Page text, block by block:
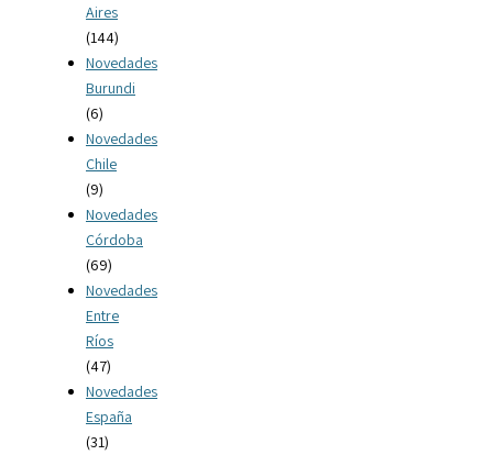
Aires
(144)
Novedades
Burundi
(6)
Novedades
Chile
(9)
Novedades
Córdoba
(69)
Novedades
Entre
Ríos
(47)
Novedades
España
(31)